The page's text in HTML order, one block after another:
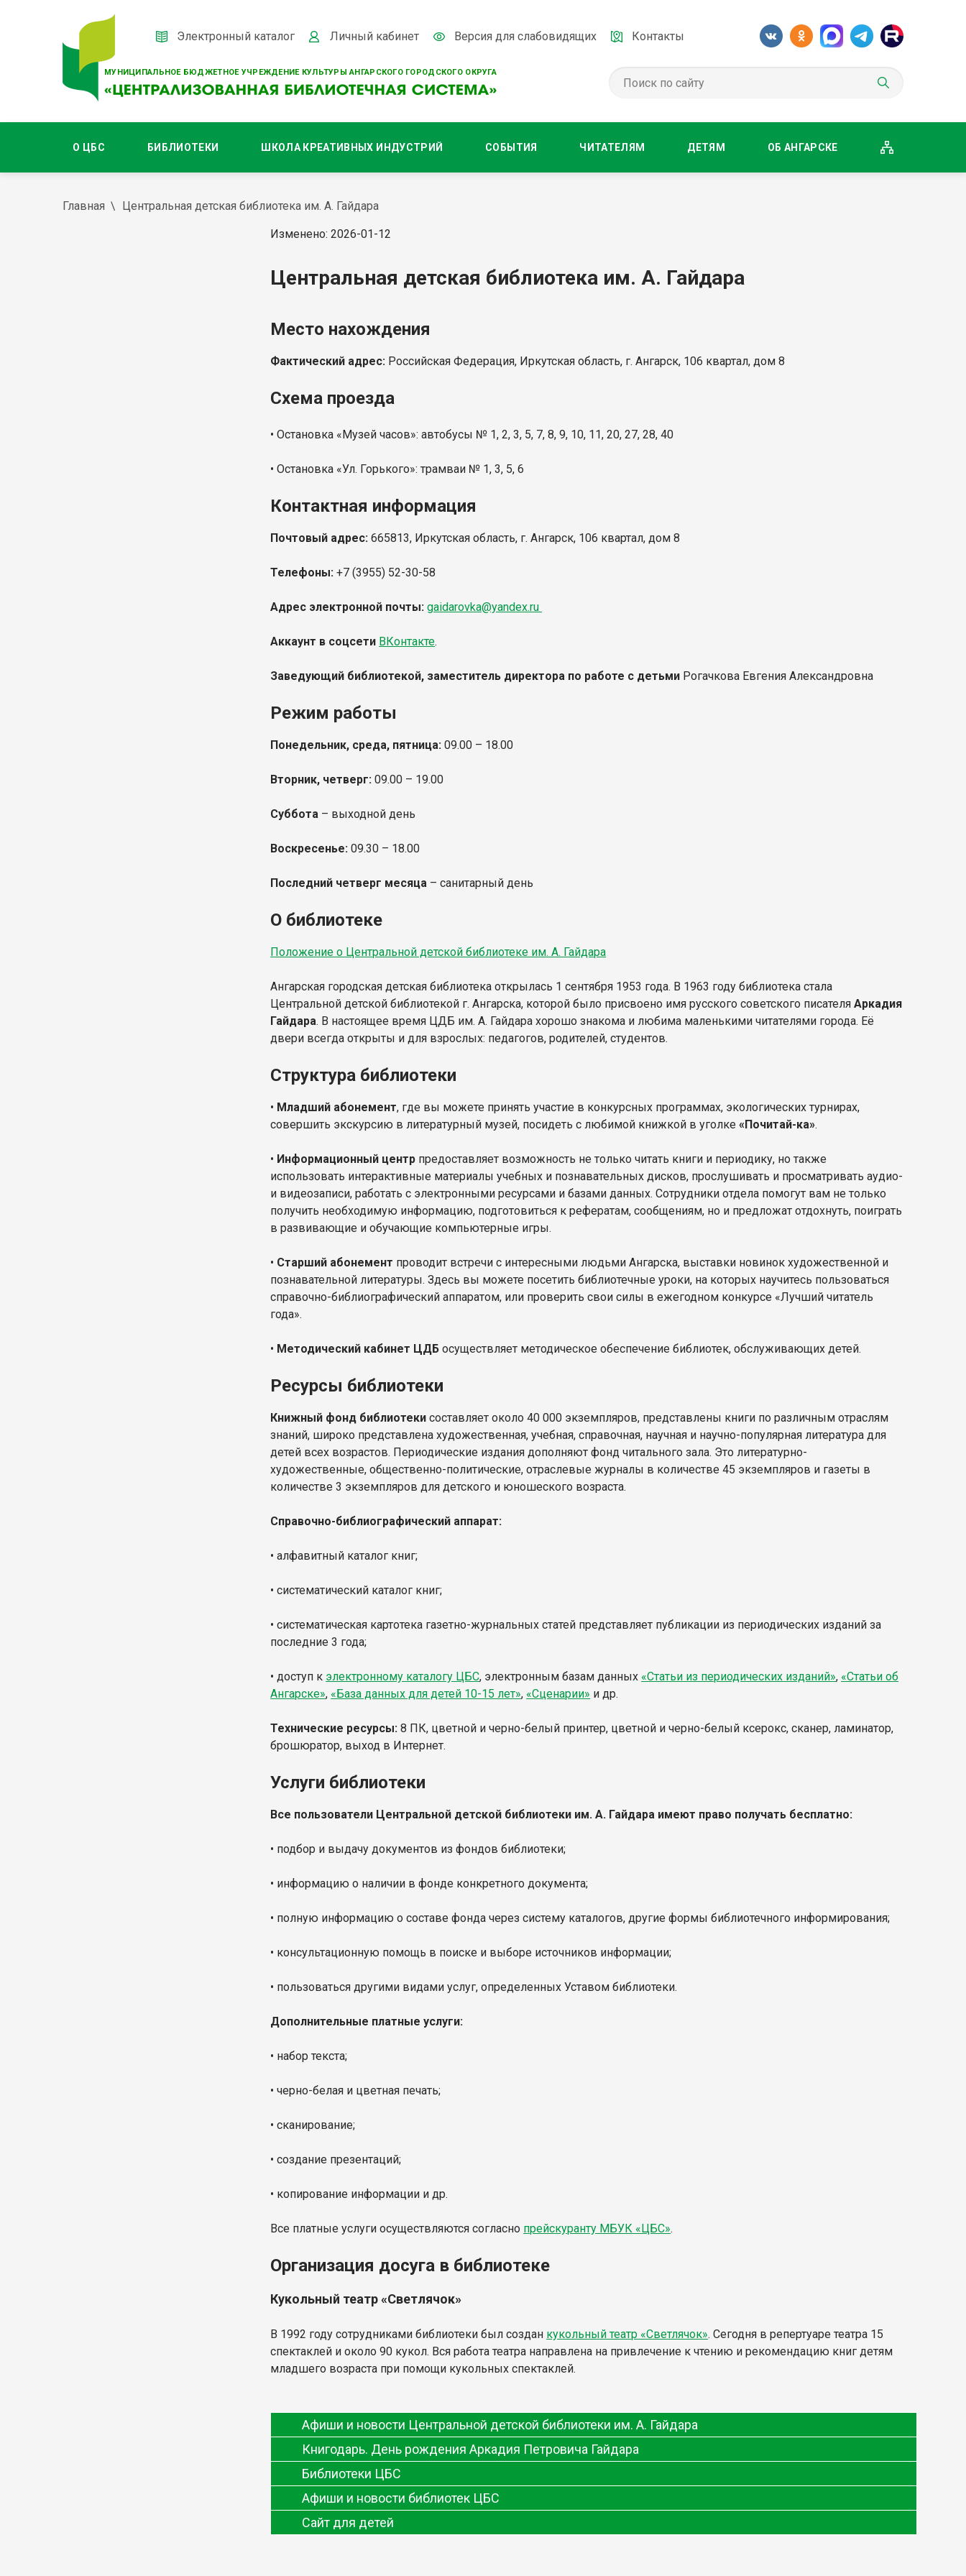
МУНИЦИПАЛЬНОЕ БЮДЖЕТНОЕ УЧРЕЖДЕНИЕ КУЛЬТУРЫ АНГАРСКОГО ГОРОДСКОГО ОКРУГА
Электронный каталог Личный кабинет Версия для слабовидящих Контакты
О ЦБС БИБЛИОТЕКИ ШКОЛА КРЕАТИВНЫХ ИНДУСТРИЙ СОБЫТИЯ ЧИТАТЕЛЯМ ДЕТЯМ ОБ АНГАРСКЕ
Главная Центральная детская библиотека им. А. Гайдара
Изменено: 2026-01-12
Центральная детская библиотека им. А. Гайдара
Место нахождения
Фактический адрес: Российская Федерация, Иркутская область, г. Ангарск, 106 квартал, дом 8
Схема проезда
• Остановка «Музей часов»: автобусы № 1, 2, 3, 5, 7, 8, 9, 10, 11, 20, 27, 28, 40
• Остановка «Ул. Горького»: трамваи № 1, 3, 5, 6
Контактная информация
Почтовый адрес: 665813, Иркутская область, г. Ангарск, 106 квартал, дом 8
Телефоны: +7 (3955) 52-30-58
Адрес электронной почты: gaidarovka@yandex.ru
Аккаунт в соцсети ВКонтакте.
Заведующий библиотекой, заместитель директора по работе с детьми Рогачкова Евгения Александровна
Режим работы
Понедельник, среда, пятница: 09.00 – 18.00
Вторник, четверг: 09.00 – 19.00
Суббота – выходной день
Воскресенье:09.30 – 18.00
Последний четверг месяца – санитарный день
О библиотеке
Положение о Центральной детской библиотеке им. А. Гайдара
Ангарская городская детская библиотека открылась 1 сентября 1953 года. В 1963 году библиотека стала
Центральной детской библиотекой г. Ангарска, которой было присвоено имя русского советского писателяАркадия
Гайдара. В настоящее время ЦДБ им. А. Гайдара хорошо знакома и любима маленькими читателями города. Её
двери всегда открыты и для взрослых: педагогов, родителей, студентов.
Структура библиотеки
• Младший абонемент, где вы можете принять участие в конкурсных программах, экологических турнирах,
совершить экскурсию в литературный музей, посидеть с любимой книжкой в уголке«Почитай-ка».
• Информационный центр предоставляет возможность не только читать книги и периодику, но также
использовать интерактивные материалы учебных и познавательных дисков, прослушивать и просматривать аудио-
и видеозаписи, работать с электронными ресурсами и базами данных. Сотрудники отдела помогут вам не только
получить необходимую информацию, подготовиться к рефератам, сообщениям, но и предложат отдохнуть, поиграть
в развивающие и обучающие компьютерные игры.
• Старший абонемент проводит встречи с интересными людьми Ангарска, выставки новинок художественной и
познавательной литературы. Здесь вы можете посетить библиотечные уроки, на которых научитесь пользоваться
справочно-библиографический аппаратом, или проверить свои силы в ежегодном конкурсе «Лучший читатель
года».
• Методический кабинет ЦДБ осуществляет методическое обеспечение библиотек, обслуживающих детей.
Ресурсы библиотеки
Книжный фонд библиотеки составляет около 40 000 экземпляров, представлены книги по различным отраслям
знаний, широко представлена художественная, учебная, справочная, научная и научно-популярная литература для
детей всех возрастов. Периодические издания дополняют фонд читального зала. Это литературно-
художественные, общественно-политические, отраслевые журналы в количестве 45 экземпляров и газеты в
количестве 3 экземпляров для детского и юношеского возраста.
Справочно-библиографический аппарат:
• алфавитный каталог книг;
• систематический каталог книг;
• систематическая картотека газетно-журнальных статей представляет публикации из периодических изданий за
последние 3 года;
• доступ к электронному каталогу ЦБС, электронным базам данных «Статьи из периодических изданий», «Статьи об
Ангарске», «База данных для детей 10-15 лет», «Сценарии» и др.
Технические ресурсы: 8 ПК, цветной и черно-белый принтер, цветной и черно-белый ксерокс, сканер, ламинатор,
брошюратор, выход в Интернет.
Услуги библиотеки
Все пользователи Центральной детской библиотеки им. А. Гайдара имеют право получать бесплатно:
• подбор и выдачу документов из фондов библиотеки;
• информацию о наличии в фонде конкретного документа;
• полную информацию о составе фонда через систему каталогов, другие формы библиотечного информирования;
• консультационную помощь в поиске и выборе источников информации;
• пользоваться другими видами услуг, определенных Уставом библиотеки.
Дополнительные платные услуги:
• набор текста;
• черно-белая и цветная печать;
• сканирование;
• создание презентаций;
• копирование информации и др.
Все платные услуги осуществляются согласно прейскуранту МБУК «ЦБС».
Организация досуга в библиотеке
Кукольный театр «Светлячок»
В 1992 году сотрудниками библиотеки был создан кукольный театр «Светлячок». Сегодня в репертуаре театра 15
спектаклей и около 90 кукол. Вся работа театра направлена на привлечение к чтению и рекомендацию книг детям
младшего возраста при помощи кукольных спектаклей.
Афиши и новости Центральной детской библиотеки им. А. Гайдара
Книгодарь. День рождения Аркадия Петровича Гайдара
Библиотеки ЦБС
Афиши и новости библиотек ЦБС
Сайт для детей